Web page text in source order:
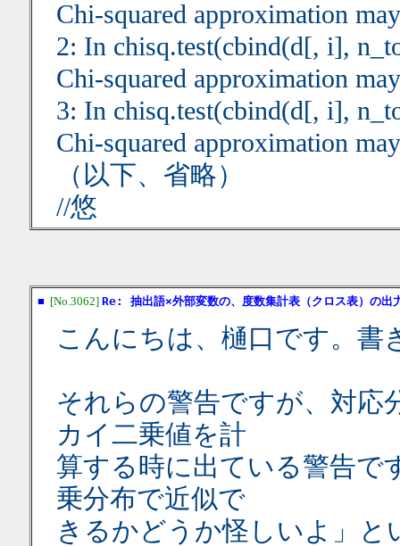
Chi-squared approximation
2: In chisq.test(cbind(d[, i],
Chi-squared approximation
3: In chisq.test(cbind(d[, i],
Chi-squared approximation
（以下、省略）
//悠
■ [No.3062] Re: 抽出語×外部変数の、度数集計表（クロス表）の出
こんにちは、樋口です。書
それらの警告ですが、対応
カイ二乗値を計
算する時に出ている警告で
乗分布で近似で
きるかどうか怪しいよ」と